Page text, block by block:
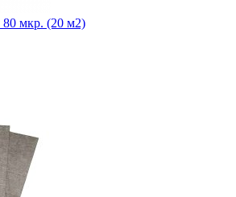
мкр. (20 м2)